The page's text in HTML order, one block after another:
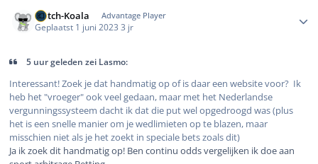
Dutch-Koala Advantage Player
Geplaatst 1 juni 20233 jr
5 uur geleden zei Lasmo:
Interessant! Zoek je dat handmatig op of is daar een website voor? Ik
heb het "vroeger" ook veel gedaan, maar met het Nederlandse
vergunningssysteem dacht ik dat die put wel opgedroogd was (plus
het is een snelle manier om je wedlimieten op te blazen, maar
misschien niet als je het zoekt in speciale bets zoals dit)
Ja ik zoek dit handmatig op! Ben continu odds vergelijken ik doe aan